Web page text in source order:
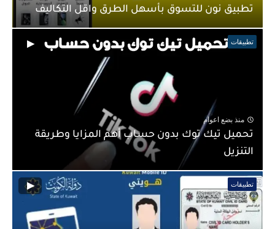
تطبيق نون للتسوق بأسهل الطرق واقل التكاليف
تطبيقات
منذ بضع اعوام
تحميل تيك توك بدون حساب أهم المزايا وطريقة
التنزيل
تطبيقات